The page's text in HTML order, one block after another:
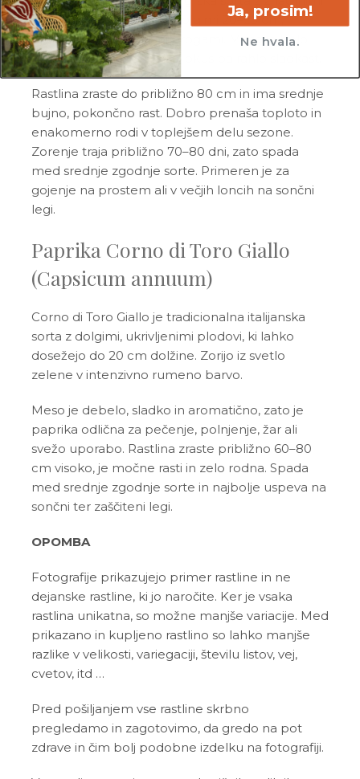
podolgovatimi plodovi, dolgimi 20–25 cm,
vijolične barve z belimi progami. Meso je belo,
nežno in brez grenkobe, okus pa rahlo sladkast.
Rastlina zraste do približno 80 cm in ima srednje
bujno, pokončno rast. Dobro prenaša toploto in
enakomerno rodi v toplejšem delu sezone.
Zorenje traja približno 70–80 dni, zato spada
med srednje zgodnje sorte. Primeren je za
gojenje na prostem ali v večjih loncih na sončni
legi.
Paprika Corno di Toro Giallo
(Capsicum annuum)
Corno di Toro Giallo je tradicionalna italijanska
sorta z dolgimi, ukrivljenimi plodovi, ki lahko
dosežejo do 20 cm dolžine. Zorijo iz svetlo
zelene v intenzivno rumeno barvo.
Meso je debelo, sladko in aromatično, zato je
paprika odlična za pečenje, polnjenje, žar ali
svežo uporabo. Rastlina zraste približno 60–80
cm visoko, je močne rasti in zelo rodna. Spada
med srednje zgodnje sorte in najbolje uspeva na
sončni ter zaščiteni legi.
OPOMBA
Fotografije prikazujejo primer rastline in ne
dejanske rastline, ki jo naročite. Ker je vsaka
rastlina unikatna, so možne manjše variacije. Med
prikazano in kupljeno rastlino so lahko manjše
razlike v velikosti, variegaciji, številu listov, vej,
cvetov, itd …
Pred pošiljanjem vse rastline skrbno
pregledamo in zagotovimo, da gredo na pot
zdrave in čim bolj podobne izdelku na fotografiji.
Ja, prosim!
Ne hvala.